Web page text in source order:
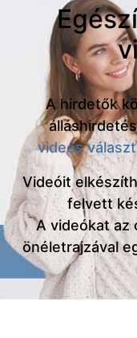
A hirdetők
videós választ
Videóit
felvett
A videókat az
önéletrajzával